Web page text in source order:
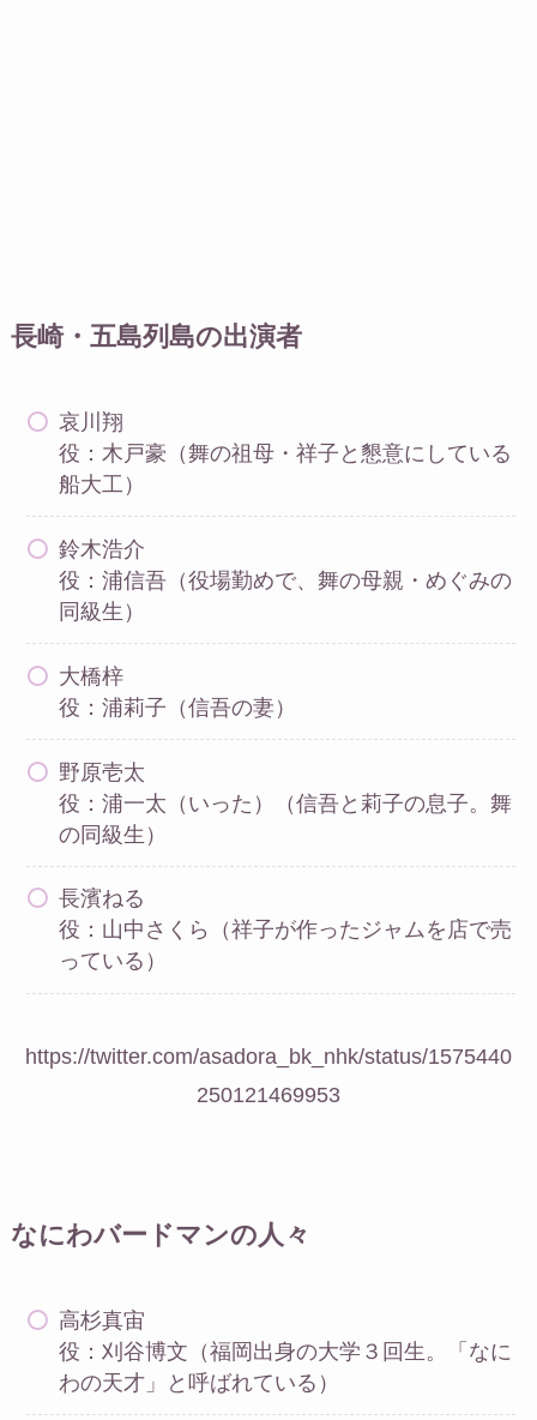
長崎・五島列島の出演者
哀川翔
役：木戸豪（舞の祖母・祥子と懇意にしている
船大工）
鈴木浩介
役：浦信吾（役場勤めで、舞の母親・めぐみの
同級生）
大橋梓
役：浦莉子（信吾の妻）
野原壱太
役：浦一太（いった）（信吾と莉子の息子。舞
の同級生）
長濱ねる
役：山中さくら（祥子が作ったジャムを店で売
っている）
https://twitter.com/asadora_bk_nhk/status/1575440
250121469953
なにわバードマンの人々
高杉真宙
役：刈谷博文（福岡出身の大学３回生。「なに
わの天才」と呼ばれている）